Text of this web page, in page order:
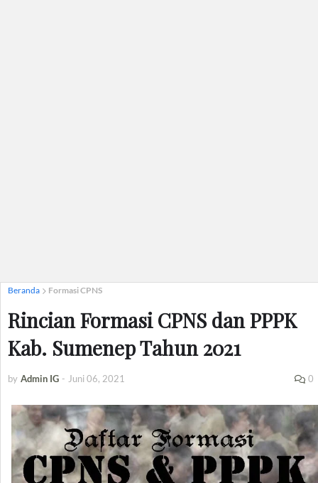
Beranda Formasi CPNS
Rincian Formasi CPNS dan PPPK
Kab. Sumenep Tahun 2021
by Admin IG - Juni 06, 2021 0